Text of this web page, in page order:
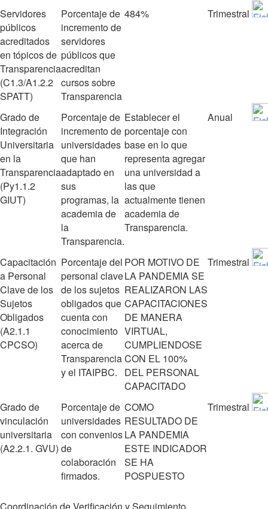
Servidores
públicos
acreditados
en tópicos de
Transparencia
(C1.3/A1.2.2
SPATT)
Porcentaje de
incremento de
servidores
públicos que
acreditan
cursos sobre
Transparencia
484% Trimestral
Grado de
Integración
Universitaria
en la
Transparencia
(Py1.1.2
GIUT)
Porcentaje de
incremento de
universidades
que han
adaptado en
sus
programas, la
academia de
la
Transparencia.
Establecer el
porcentaje con
base en lo que
representa agregar
una universidad a
las que
actualmente tienen
academia de
Transparencia.
Anual
Capacitación
a Personal
Clave de los
Sujetos
Obligados
(A2.1.1
CPCSO)
Porcentaje del
personal clave
de los sujetos
obligados que
cuenta con
conocimiento
acerca de
Transparencia
y el ITAIPBC.
POR MOTIVO DE
LA PANDEMIA SE
REALIZARON LAS
CAPACITACIONES
DE MANERA
VIRTUAL,
CUMPLIENDOSE
CON EL 100%
DEL PERSONAL
CAPACITADO
Trimestral
Grado de
vinculación
universitaria
(A2.2.1. GVU)
Porcentaje de
universidades
con convenios
de
colaboración
firmados.
COMO
RESULTADO DE
LA PANDEMIA
ESTE INDICADOR
SE HA
POSPUESTO
Trimestral